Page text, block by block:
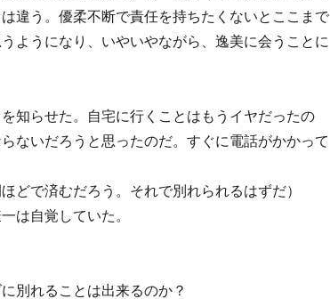
違う。優柔不断で責任を持ちたくないとここまで
ようになり、いやいやながら、逸美に会うことに
知らせた。自宅に行くことはもうイヤだったの
ないだろうと思ったのだ。すぐに電話がかかって
どで済むだろう。それで別れられるはずだ）
は自覚していた。
別れることは出来るのか？